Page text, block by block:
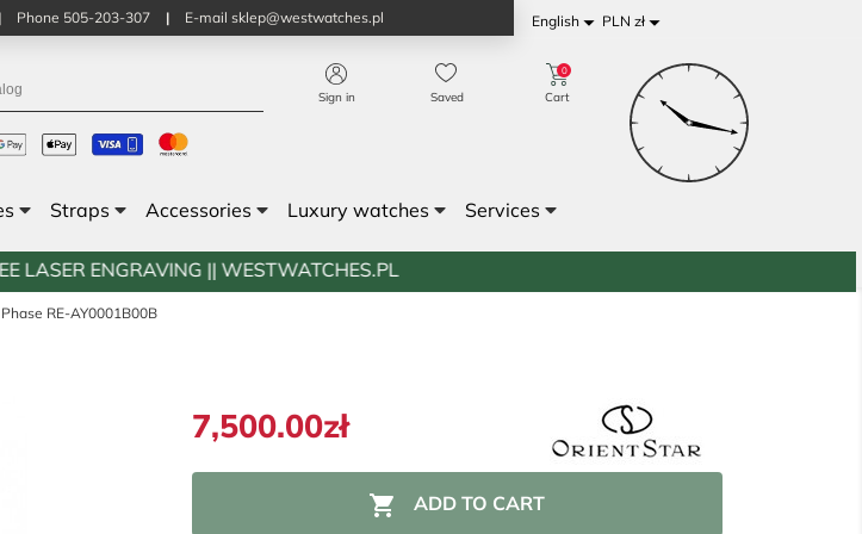
| Phone 505-203-307 | E-mail sklep@westwatches.pl English PLN zł
Sign in Saved
0
Cart
Straps Accessories Luxury watches Services
|| WESTWATCHES.PL
RE-AY0001B00B
7,500.00zł
 ADD TO CART